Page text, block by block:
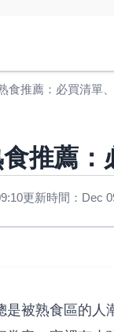
食推薦：必買清單
推薦：
更新時間：Dec
是被熟食區的